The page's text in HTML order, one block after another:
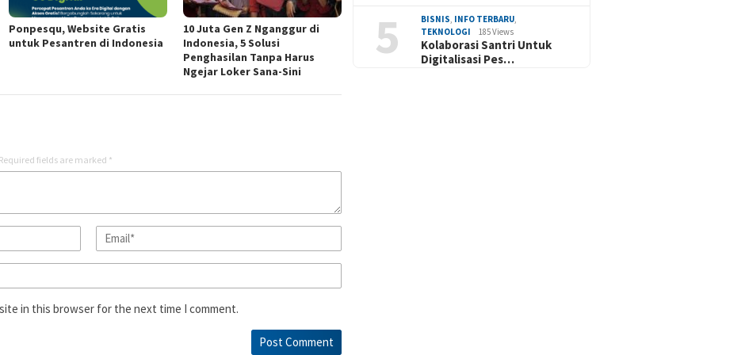
Ponpesqu, Website Gratis
untuk Pesantren di Indonesia
10 Juta Gen Z Nganggur di
Indonesia, 5 Solusi
Penghasilan Tanpa Harus
Ngejar Loker Sana-Sini
Required fields are marked *
in this browser for the next time I comment.
5 BISNIS, INFO TERBARU,
TEKNOLOGI
185 Views
Kolaborasi Santri Untuk
Digitalisasi Pes…